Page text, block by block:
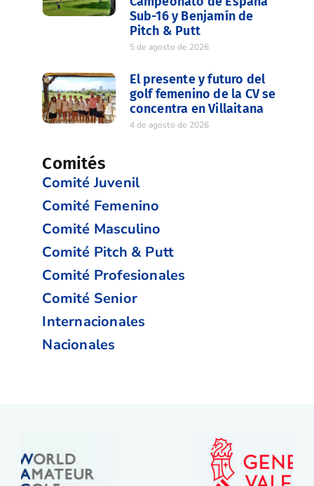
Sub-16 y Benjamín de
Pitch & Putt
5 de agosto de 2026
El presente y futuro del
golf femenino de la CV se
concentra en Villaitana
4 de agosto de 2026
Comités
Comité Juvenil
Comité Femenino
Comité Masculino
Comité Pitch & Putt
Comité Profesionales
Comité Senior
Internacionales
Nacionales